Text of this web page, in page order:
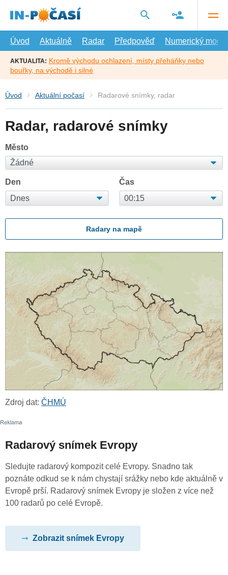
hlavní
Úvod
Aktuálně Radar Předpověď Numerický model
AKTUALITA: Kromě východu ochlazení, místy přeháňky nebo
bouřky, na východě i silné
Úvod Aktuální počasí Radarové snímky, radar
Radar, radarové snímky
Město
Den Čas
Radary na mapě
Zdroj dat: ČHMÚ
Radarový snímek Evropy
Sledujte radarový kompozit celé Evropy. Snadno tak
poznáte odkud se k nám chystají srážky nebo kde aktuálně v
Evropě prší. Radarový snímek Evropy je složen z více než
100 radarů po celé Evropě.
Zobrazit snímek Evropy